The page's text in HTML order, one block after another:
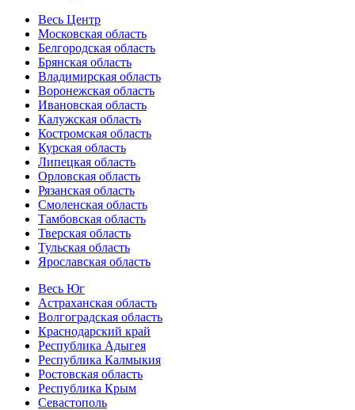
Весь Центр
Московская область
Белгородская область
Брянская область
Владимирская область
Воронежская область
Ивановская область
Калужская область
Костромская область
Курская область
Липецкая область
Орловская область
Рязанская область
Смоленская область
Тамбовская область
Тверская область
Тульская область
Ярославская область
Весь Юг
Астраханская область
Волгоградская область
Краснодарский край
Республика Адыгея
Республика Калмыкия
Ростовская область
Республика Крым
Севастополь